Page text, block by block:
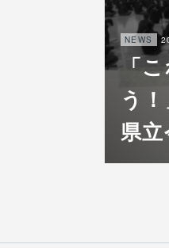
NEWS
「
う
県